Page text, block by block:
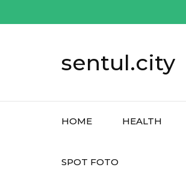
ke
sentul.city
HOME HEALTH
SPOT FOTO